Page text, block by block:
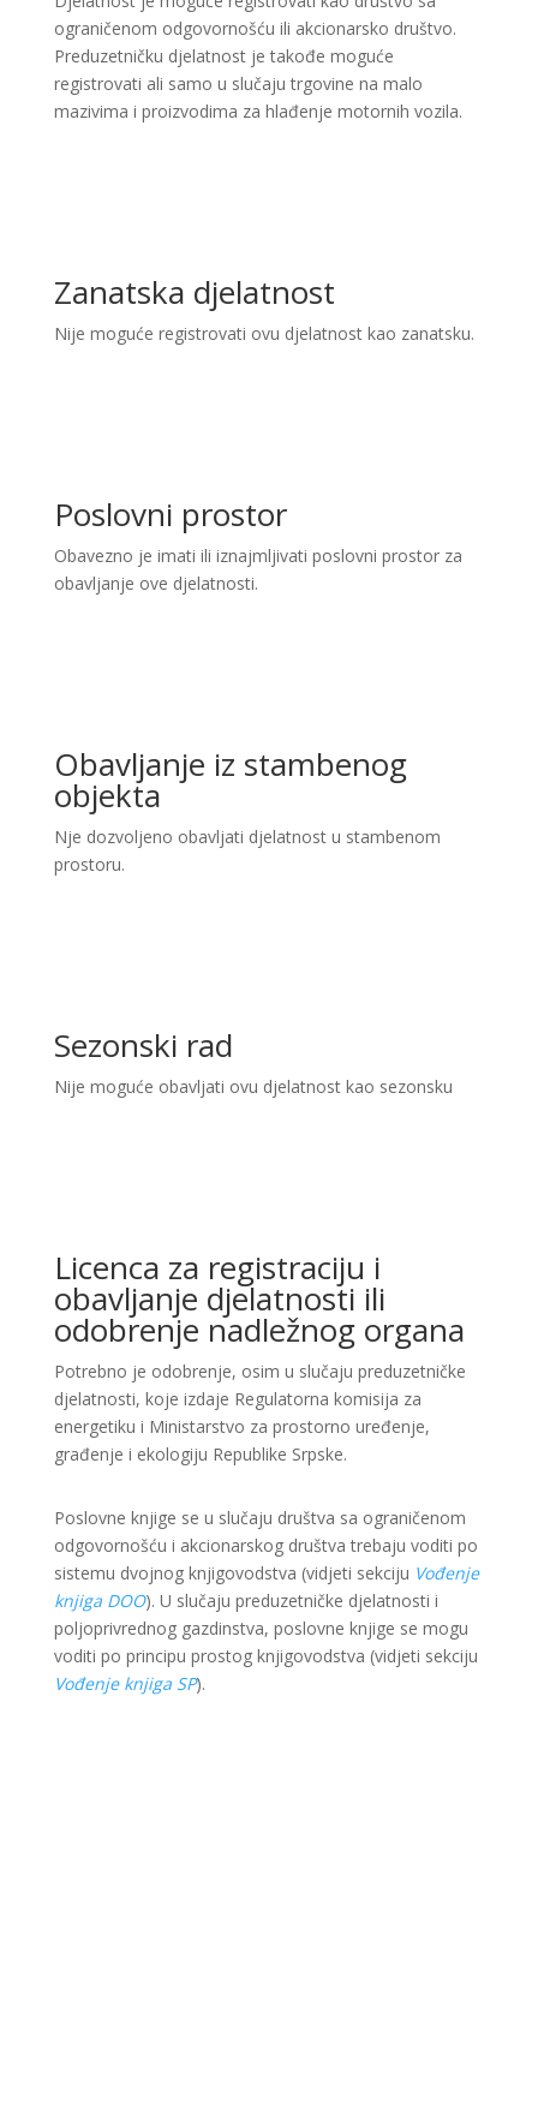
ograničenom odgovornošću ili akcionarsko društvo.
Preduzetničku djelatnost je takođe moguće
registrovati ali samo u slučaju trgovine na malo
mazivima i proizvodima za hlađenje motornih vozila.
Zanatska djelatnost
Nije moguće registrovati ovu djelatnost kao zanatsku.
Poslovni prostor
Obavezno je imati ili iznajmljivati poslovni prostor za
obavljanje ove djelatnosti.
Obavljanje iz stambenog
objekta
Nje dozvoljeno obavljati djelatnost u stambenom
prostoru.
Sezonski rad
Nije moguće obavljati ovu djelatnost kao sezonsku
Licenca za registraciju i
obavljanje djelatnosti ili
odobrenje nadležnog organa
Potrebno je odobrenje, osim u slučaju preduzetničke
djelatnosti, koje izdaje Regulatorna komisija za
energetiku i Ministarstvo za prostorno uređenje,
građenje i ekologiju Republike Srpske.
Poslovne knjige se u slučaju društva sa ograničenom
odgovornošću i akcionarskog društva trebaju voditi po
sistemu dvojnog knjigovodstva (vidjeti sekciju Vođenje
knjiga DOO). U slučaju preduzetničke djelatnosti i
poljoprivrednog gazdinstva, poslovne knjige se mogu
voditi po principu prostog knjigovodstva (vidjeti sekciju
Vođenje knjiga SP).